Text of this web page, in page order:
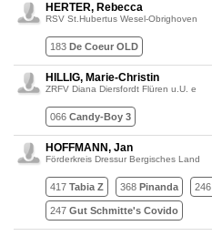
HERTER, Rebecca
RSV St.Hubertus Wesel-Obrighoven
183 De Coeur OLD
HILLIG, Marie-Christin
ZRFV Diana Diersfordt Flüren u.U. e
066 Candy-Boy 3
HOFFMANN, Jan
Förderkreis Dressur Bergisches Land
417 Tabia Z 368 Pinanda 246
247 Gut Schmitte's Covido